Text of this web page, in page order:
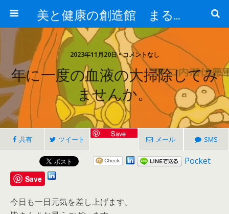
美と健康の創造館 まるとみ薬品 ぐんまの薬屋 芳さんのブログ
2023年11月20日 • コメントなし
年に一度の血液の大掃除してみ
ませんか。
共有 ツイート
Save
メール SMS
Pocket
Save
今日も一日元気を差し上げます。